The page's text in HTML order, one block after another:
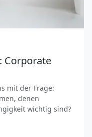
Corporate
mit der Frage:
denen
wichtig sind?